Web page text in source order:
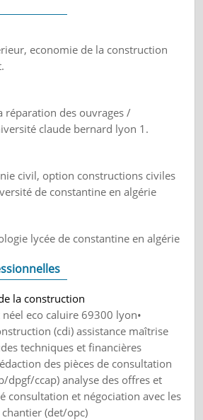
economie de la construction
réparation des ouvrages /
claude bernard lyon 1.
civil, option constructions civiles
de constantine en algérie
lycée de constantine en algérie
la construction
eco caluire 69300 lyon•
(cdi) assistance maîtrise
techniques et financières
des pièces de consultation
dpgf/ccap) analyse des offres et
consultation et négociation avec les
(det/opc)